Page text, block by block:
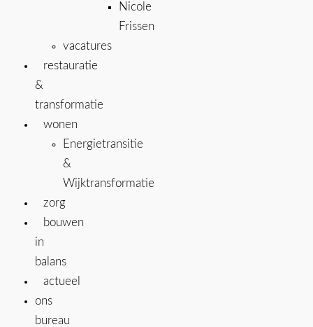
Nicole
Frissen
vacatures
restauratie
&
transformatie
wonen
Energietransitie
&
Wijktransformatie
zorg
bouwen
in
balans
actueel
ons
bureau